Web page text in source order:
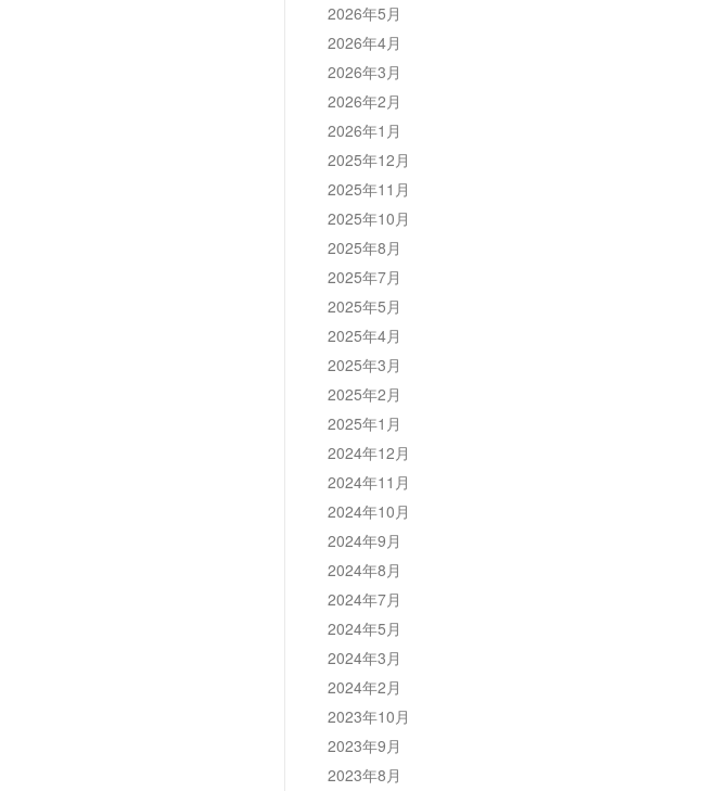
2026年5月
2026年4月
2026年3月
2026年2月
2026年1月
2025年12月
2025年11月
2025年10月
2025年8月
2025年7月
2025年5月
2025年4月
2025年3月
2025年2月
2025年1月
2024年12月
2024年11月
2024年10月
2024年9月
2024年8月
2024年7月
2024年5月
2024年3月
2024年2月
2023年10月
2023年9月
2023年8月